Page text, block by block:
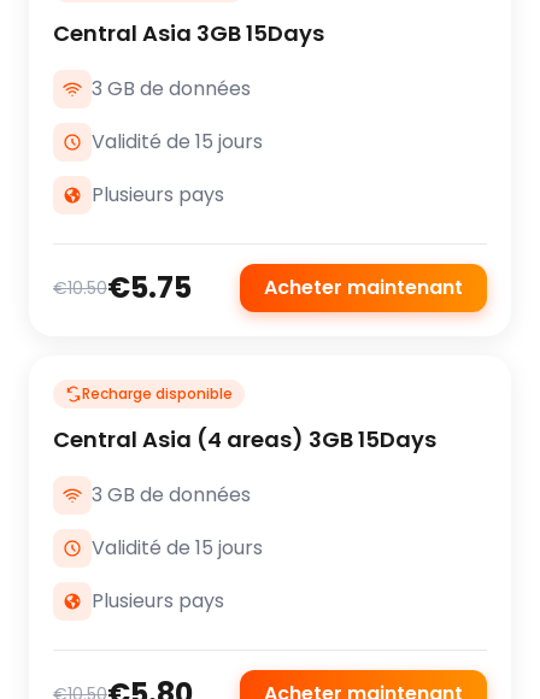
Central Asia 3GB 15Days
3 GB de données
Validité de 15 jours
Plusieurs pays
€10.50€5.75 Acheter maintenant
Recharge disponible
Central Asia (4 areas) 3GB 15Days
3 GB de données
Validité de 15 jours
Plusieurs pays
€10.50